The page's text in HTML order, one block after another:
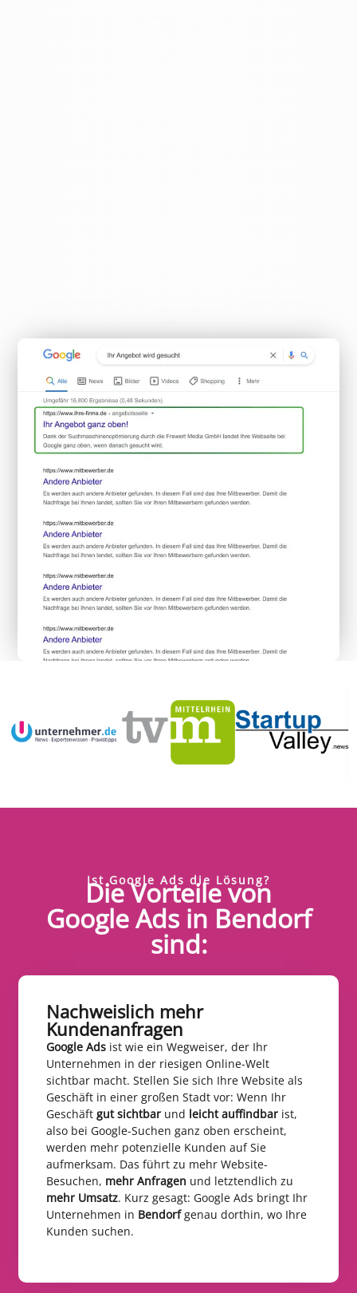
Ist Google Ads die Lösung?
Die Vorteile von
Google Ads in Bendorf
sind:
Nachweislich mehr
Kundenanfragen​
Google Ads ist wie ein Wegweiser, der Ihr
Unternehmen in der riesigen Online-Welt
sichtbar macht. Stellen Sie sich Ihre Website als
Geschäft in einer großen Stadt vor: Wenn Ihr
Geschäft gut sichtbar und leicht auffindbar ist,
also bei Google-Suchen ganz oben erscheint,
werden mehr potenzielle Kunden auf Sie
aufmerksam. Das führt zu mehr Website-
Besuchen, mehr Anfragen und letztendlich zu
mehr Umsatz. Kurz gesagt: Google Ads bringt Ihr
Unternehmen in Bendorfgenau dorthin, wo Ihre
Kunden suchen.